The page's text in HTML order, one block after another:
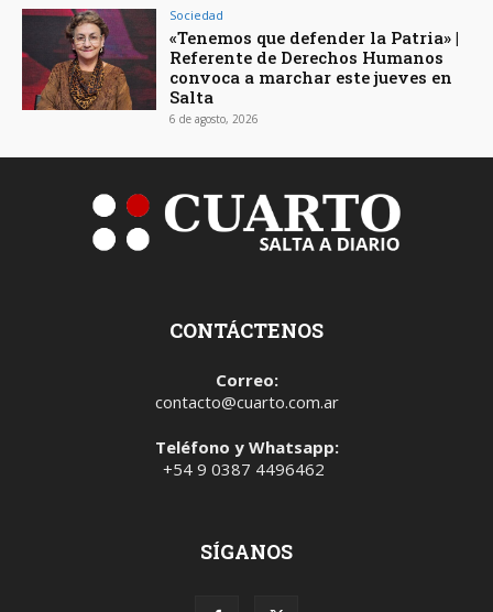
Sociedad
«Tenemos que defender la Patria» |
Referente de Derechos Humanos
convoca a marchar este jueves en
Salta
6 de agosto, 2026
CONTÁCTENOS
Correo:
contacto@cuarto.com.ar
Teléfono y Whatsapp:
+54 9 0387 4496462
SÍGANOS